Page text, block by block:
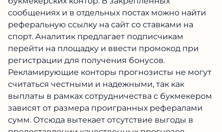
сообщениях и в отдельных постах можно найти
реферальную ссылку на сайт со ставками на
спорт. Аналитик предлагает подписчикам
перейти на площадку и ввести промокод при
регистрации для получения бонусов.
Рекламирующие конторы прогнозисты не могут
считаться честными и надежными, так как
выплаты в рамках сотрудничества с букмекером
зависят от размера проигранных рефералами
сумм. Отсюда вытекает отсутствие выгоды в